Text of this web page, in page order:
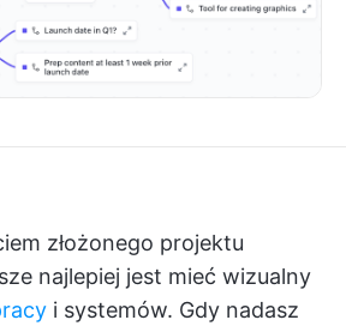
złożonego projektu
najlepiej jest mieć wizualny
i systemów. Gdy nadasz